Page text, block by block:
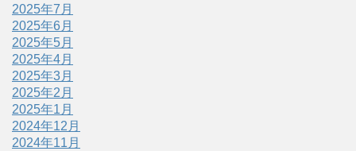
2025年7月
2025年6月
2025年5月
2025年4月
2025年3月
2025年2月
2025年1月
2024年12月
2024年11月